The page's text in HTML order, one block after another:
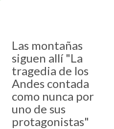
Las montañas
siguen allí "La
tragedia de los
Andes contada
como nunca por
uno de sus
protagonistas"